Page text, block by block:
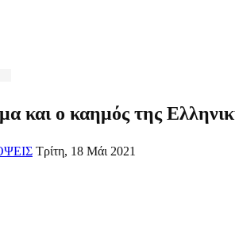
και ο καημός της
Τρίτη, 18 Μάι 2021